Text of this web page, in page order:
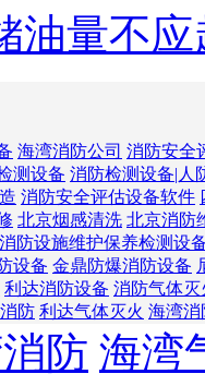
量不应
海湾消防公司 消防安全
测设备 消防检测设备|人
消防安全评估设备软件
北京烟感清洗 北京消防
消防设施维护保养检测设
设备 金鼎防爆消防设备
利达消防设备 消防气体灭
防 利达气体灭火 海湾消
防 海湾